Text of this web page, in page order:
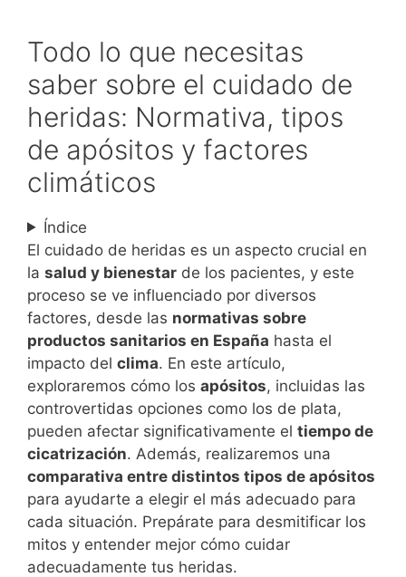
Todo lo que necesitas
saber sobre el cuidado de
heridas: Normativa, tipos
de apósitos y factores
climáticos
Índice
El cuidado de heridas es un aspecto crucial en
la salud y bienestar de los pacientes, y este
proceso se ve influenciado por diversos
factores, desde las normativas sobre
productos sanitarios en España hasta el
impacto del clima. En este artículo,
exploraremos cómo los apósitos, incluidas las
controvertidas opciones como los de plata,
pueden afectar significativamente el tiempo de
cicatrización. Además, realizaremos una
comparativa entre distintos tipos de apósitos
para ayudarte a elegir el más adecuado para
cada situación. Prepárate para desmitificar los
mitos y entender mejor cómo cuidar
adecuadamente tus heridas.